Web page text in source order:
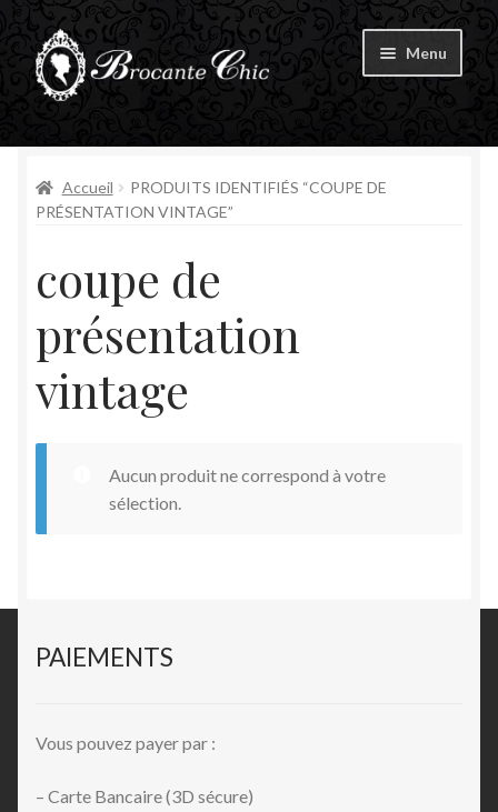
Aller
à
la
Aller
au
contenu
Menu
le
Tous les produits
Mon compte
Accueil
PRODUITS IDENTIFIÉS “COUPE DE
PRÉSENTATION VINTAGE”
coupe de
présentation
vintage
Aucun produit ne correspond à votre
sélection.
PAIEMENTS
Vous pouvez payer par :
– Carte Bancaire (3D sécure)